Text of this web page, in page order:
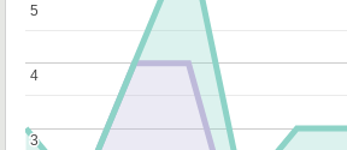
3
3
4
4
5
5